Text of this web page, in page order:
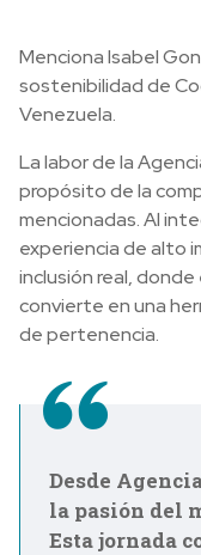
Menciona Isabel
sostenibilidad de
Venezuela.
La labor de la
propósito de la
mencionadas. Al
experiencia de alto
inclusión real,
convierte en una
de pertenencia.
Desde
la pasión del
Esta jornada